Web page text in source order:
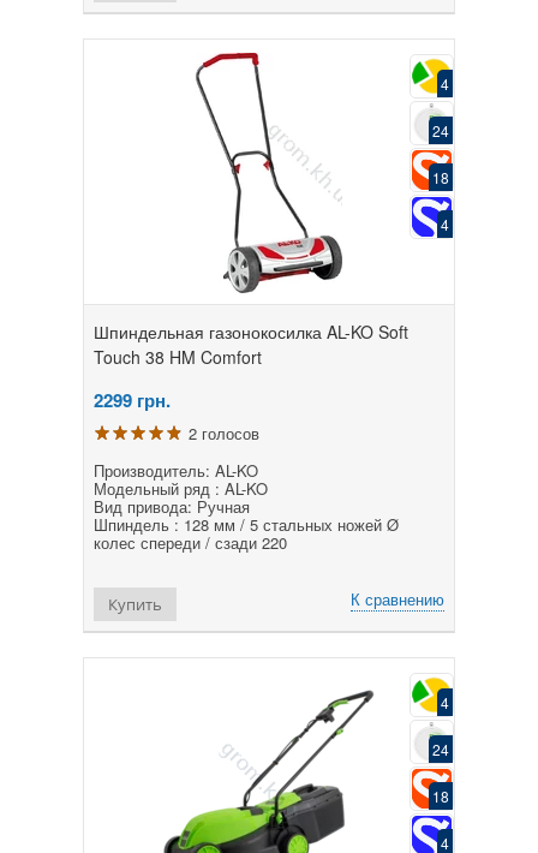
4
24
18
4
Шпиндельная газонокосилка AL-KO Soft
Touch 38 HM Comfort
2299 грн.
2 голосов
Производитель: AL-KO
Модельный ряд : AL-KO
Вид привода: Ручная
Шпиндель : 128 мм / 5 стальных ножей Ø
колес спереди / сзади 220
К сравнению
Купить
4
24
18
4